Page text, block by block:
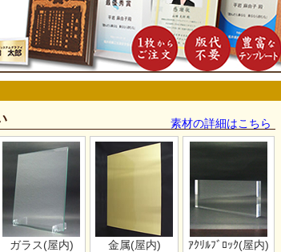
素材の詳細はこちら
ガラス(屋内) 金属(屋内) ｱｸﾘﾙﾌﾞﾛｯｸ(屋内)